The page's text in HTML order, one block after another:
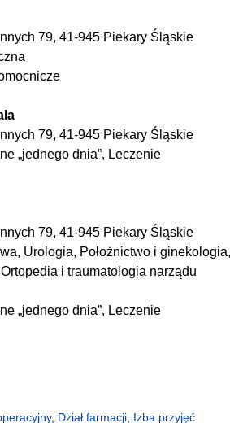
79, 41-945 Piekary Śląskie
79, 41-945 Piekary Śląskie
„jednego dnia”, Leczenie
79, 41-945 Piekary Śląskie
Urologia, Położnictwo i ginekologia,
i traumatologia narządu
„jednego dnia”, Leczenie
, Dział farmacji Izba przyjęć